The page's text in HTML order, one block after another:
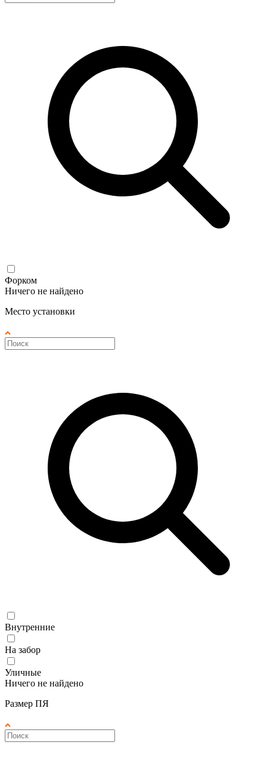
Форком
Ничего не найдено
Место установки
Внутренние
На забор
Уличные
Ничего не найдено
Размер ПЯ